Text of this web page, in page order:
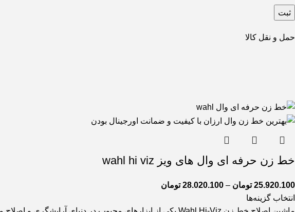
حمل و نقل کالا
خط زن حرفه ای وال های ویز wahl hi viz
25.920.100 تومان –
28.020.100 تومان
انتخاب گزینه‌ها